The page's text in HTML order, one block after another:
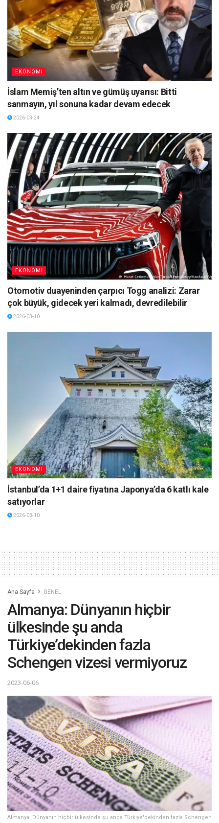
EKONOMI
İslam Memiş’ten altın ve gümüş uyarısı: Bitti
sanmayın, yıl sonuna kadar devam edecek
2026-03-24
EKONOMI
Otomotiv duayeninden çarpıcı Togg analizi: Zarar
çok büyük, gidecek yeri kalmadı, devredilebilir
2026-03-10
EKONOMI
İstanbul’da 1+1 daire fiyatına Japonya’da 6 katlı kale
satıyorlar
2026-03-10
Ana Sayfa GENEL
Almanya: Dünyanın hiçbir
ülkesinde şu anda
Türkiye’dekinden fazla
Schengen vizesi vermiyoruz
2023-06-06
Almanya: Dünyanın hiçbir ülkesinde şu anda Türkiye'dekinden fazla Schengen